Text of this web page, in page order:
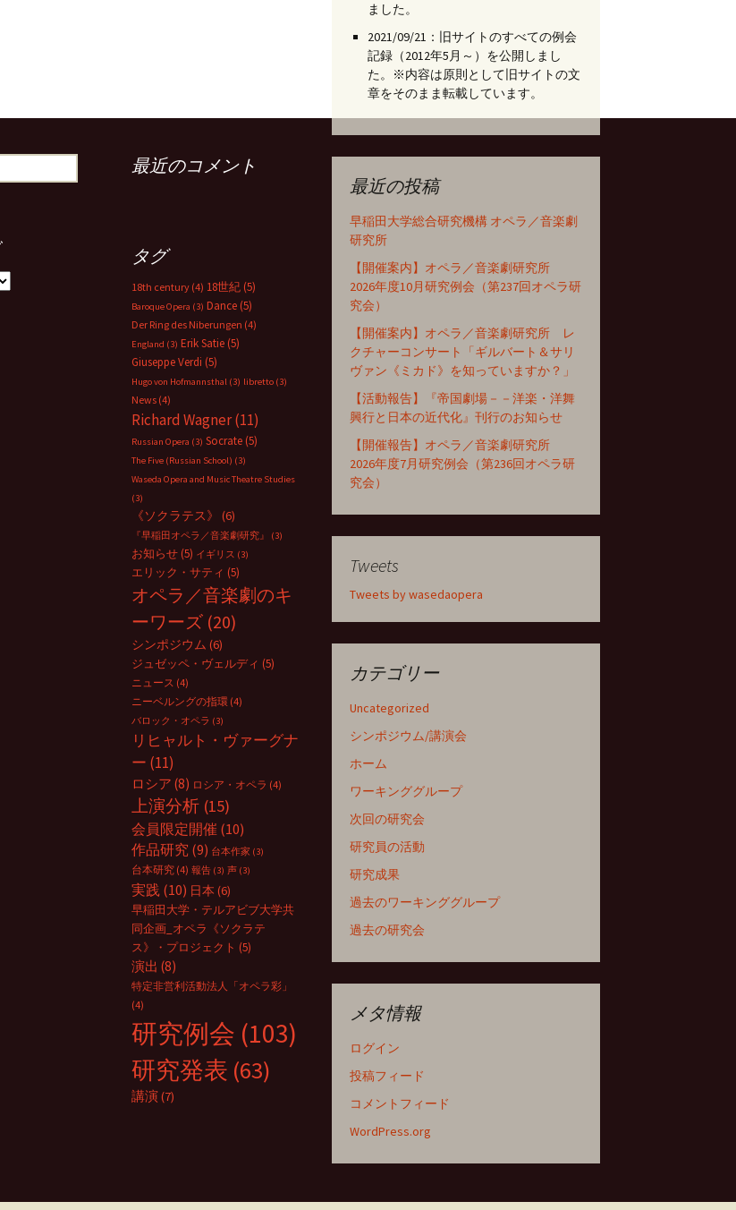
ました。
2021/09/21：旧サイトのすべての例会
記録（2012年5月～）を公開しまし
た。※内容は原則として旧サイトの文
章をそのまま転載しています。
最近の投稿
早稲田大学総合研究機構 オペラ／音楽劇
研究所
【開催案内】オペラ／音楽劇研究所
2026年度10月研究例会（第237回オペラ研
究会）
【開催案内】オペラ／音楽劇研究所 レ
クチャーコンサート「ギルバート＆サリ
ヴァン《ミカド》を知っていますか？」
【活動報告】『帝国劇場－－洋楽・洋舞
興行と日本の近代化』刊行のお知らせ
【開催報告】オペラ／音楽劇研究所
2026年度7月研究例会（第236回オペラ研
究会）
Tweets
Tweets by wasedaopera
カテゴリー
Uncategorized
シンポジウム/講演会
ホーム
ワーキンググループ
次回の研究会
研究員の活動
研究成果
過去のワーキンググループ
過去の研究会
メタ情報
ログイン
投稿フィード
コメントフィード
WordPress.org
最近のコメント
タグ
18th century (4) 18世紀 (5)
Baroque Opera (3) Dance (5)
Der Ring des Niberungen (4)
England (3) Erik Satie (5)
Giuseppe Verdi (5)
Hugo von Hofmannsthal (3) libretto (3)
News (4)
Richard Wagner(11)
Russian Opera (3) Socrate (5)
The Five (Russian School) (3)
Waseda Opera and Music Theatre Studies
(3)
《ソクラテス》 (6)
『早稲田オペラ／音楽劇研究』 (3)
お知らせ (5) イギリス (3)
エリック・サティ (5)
オペラ／音楽劇のキ
ーワーズ (20)
シンポジウム (6)
ジュゼッペ・ヴェルディ (5)
ニュース (4)
ニーベルングの指環 (4)
バロック・オペラ (3)
リヒャルト・ヴァーグナ
ー (11)
ロシア (8) ロシア・オペラ (4)
上演分析 (15)
会員限定開催 (10)
作品研究 (9) 台本作家 (3)
台本研究 (4) 報告 (3) 声 (3)
実践 (10) 日本 (6)
早稲田大学・テルアビブ大学共
同企画_オペラ《ソクラテ
ス》・プロジェクト (5)
演出 (8)
特定非営利活動法人「オペラ彩」
(4)
研究例会 (103)
研究発表 (63)
講演(7)